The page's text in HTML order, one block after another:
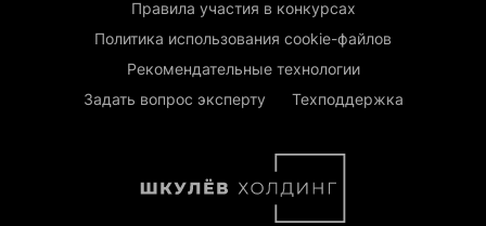
Правила участия в конкурсах
Политика использования cookie-файлов
Рекомендательные технологии
Задать вопрос эксперту
Техподдержка